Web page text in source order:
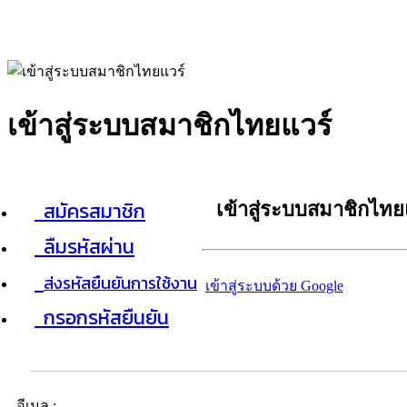
เข้าสู่ระบบสมาชิกไทยแวร์
สมัครสมาชิก
ลืมรหัสผ่าน
ส่งรหัสยืนยันการใช้งาน
กรอกรหัสยืนยัน
เข้าสู่ระบบสมาชิกไท
เข้าสู่ระบบด้วย Google